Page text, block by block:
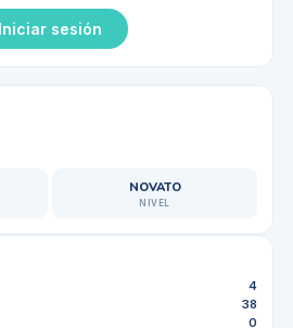
Iniciar sesión
NOVATO
NIVEL
4
38
0